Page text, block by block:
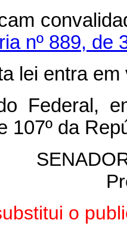
nº 889, de
lei entra
em
107º da
o